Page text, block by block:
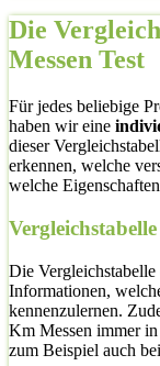
Die
Messen Test
Für jedes beliebige
haben wir eine
dieser
erkennen, welche
welche
Vergleichstabelle
Die
Informationen,
kennenzulernen.
Km Messen immer
zum Beispiel auch